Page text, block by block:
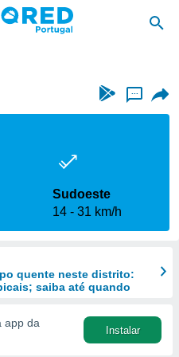
...
Sudoeste
14
31 km/h
quente neste distrito:
saiba até quando
app da
Instalar